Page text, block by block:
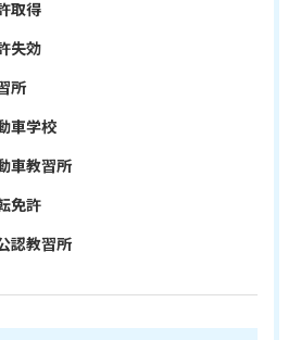
取得
失効
所
車学校
車教習所
免許
認教習所